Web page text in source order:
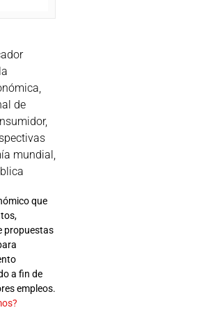
,
de
,
mundial,
que
propuestas
a fin de
empleos.